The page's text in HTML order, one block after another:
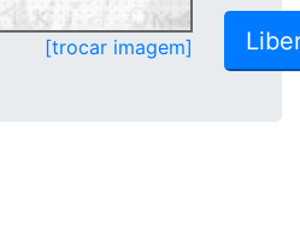
[trocar imagem]